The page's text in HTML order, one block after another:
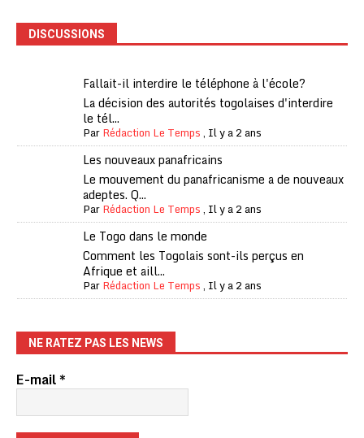
DISCUSSIONS
Fallait-il interdire le téléphone à l'école?
La décision des autorités togolaises d'interdire
le tél...
ParRédaction Le Temps, Il y a 2 ans
Les nouveaux panafricains
Le mouvement du panafricanisme a de nouveaux
adeptes. Q...
ParRédaction Le Temps, Il y a 2 ans
Le Togo dans le monde
Comment les Togolais sont-ils perçus en
Afrique et aill...
ParRédaction Le Temps, Il y a 2 ans
NE RATEZ PAS LES NEWS
E-mail*